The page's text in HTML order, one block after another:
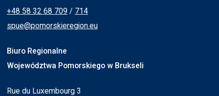
+48 58 32 68 709 / 714
spue@pomorskieregion.eu
Biuro Regionalne
Województwa Pomorskiego w Brukseli
Rue du Luxembourg 3